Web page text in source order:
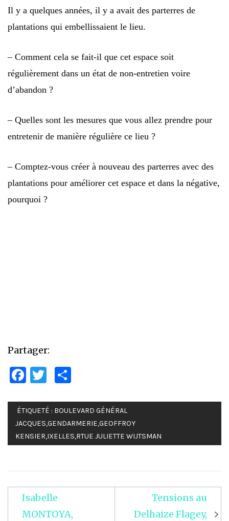
Il y a quelques années, il y a avait des parterres de
plantations qui embellissaient le lieu.
– Comment cela se fait-il que cet espace soit
régulièrement dans un état de non-entretien voire
d’abandon ?
– Quelles sont les mesures que vous allez prendre pour
entretenir de manière régulière ce lieu ?
– Comptez-vous créer à nouveau des parterres avec des
plantations pour améliorer cet espace et dans la négative,
pourquoi ?
Partager:
Facebook
Twitter
ÉTIQUETÉ : BOULEVARD GÉNÉRAL
JACQUES,GENDARMERIE,GEOFFROY
KENSIER,IXELLES,RTUE JULIETTE WIJTSMAN
Navigation
Isabelle
MONTOYA,
Tensions au
Delhaize Flagey,